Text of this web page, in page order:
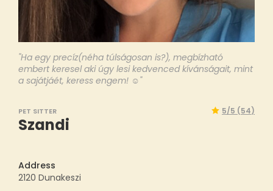
"Ha egy precíz(néha túlságosan is?), megbízható
embert keresel aki úgy lesi kedvenced kívánságait, mint
a sajátjáét, keress engem! ☺️"
PET SITTER 5/5 (54)
Szandi
Address
2120 Dunakeszi